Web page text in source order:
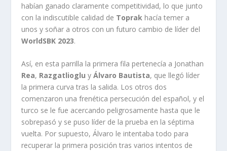
habían ganado claramente competitividad, lo que junto
con la indiscutible calidad de Toprak hacía temer a
unos y soñar a otros con un futuro cambio de líder del
WorldSBK 2023.
Así, en esta parrilla la primera fila pertenecía a Jonathan
Rea, Razgatlioglu yÁlvaro Bautista, que llegó líder
la primera curva tras la salida. Los otros dos
comenzaron una frenética persecución del español, y el
turco se le fue acercando peligrosamente hasta que le
sobrepasó y se puso líder de la prueba en la séptima
vuelta. Por supuesto, Álvaro le intentaba todo para
recuperar la primera posición tras varios intentos de